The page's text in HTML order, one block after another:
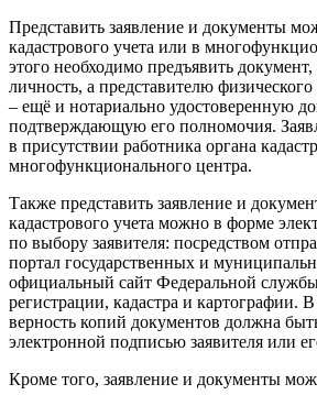
Представить заявление и документы
кадастрового учета или в
этого необходимо предъявить
личность, а представителю
– ещё и нотариально удостоверенную
подтверждающую его полномочия.
в присутствии работника органа
многофункционального центра.
Также представить заявление и
кадастрового учета можно в форме
по выбору заявителя: посредством
портал государственных и
официальный сайт Федеральной службы
регистрации, кадастра и картографии. В
верность копий документов должна
электронной подписью заявителя или
Кроме того, заявление и документы